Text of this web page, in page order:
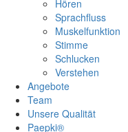
Hören
Sprachfluss
Muskelfunktion
Stimme
Schlucken
Verstehen
Angebote
Team
Unsere Qualität
Paepki®